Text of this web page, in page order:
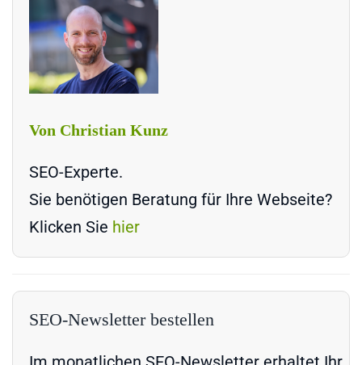
Von Christian Kunz
SEO-Experte.
Sie benötigen Beratung für Ihre Webseite?
Klicken Sie hier
SEO-Newsletter bestellen